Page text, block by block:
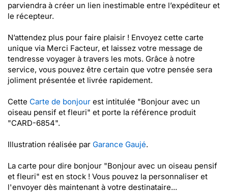
parviendra à créer un lien inestimable entre l’expéditeur et
le récepteur.
N’attendez plus pour faire plaisir ! Envoyez cette carte
unique via Merci Facteur, et laissez votre message de
tendresse voyager à travers les mots. Grâce à notre
service, vous pouvez être certain que votre pensée sera
joliment présentée et livrée rapidement.
Cette Carte de bonjour est intitulée "Bonjour avec un
oiseau pensif et fleuri" et porte la référence produit
"CARD-6854".
Illustration réalisée par Garance Gaujé.
La carte pour dire bonjour "Bonjour avec un oiseau pensif
et fleuri" est en stock ! Vous pouvez la personnaliser et
l'envoyer dès maintenant à votre destinataire...